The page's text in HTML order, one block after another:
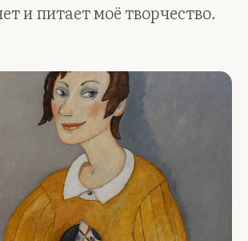
и питает моё творчество.